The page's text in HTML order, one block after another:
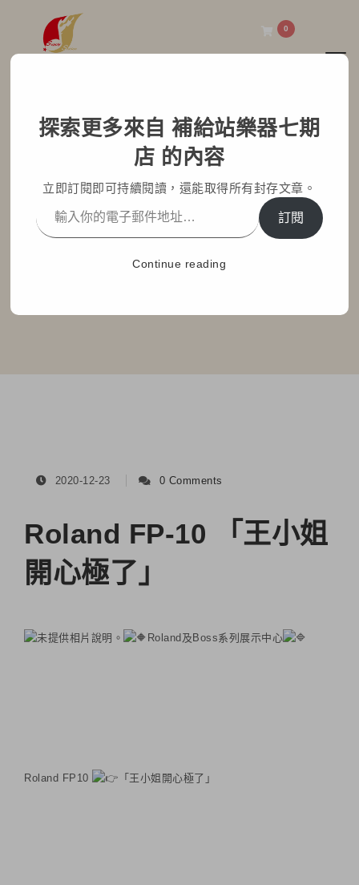
0
Roland FP-10 「王小姐
開心極了」
最新消息
Roland FP-10 「王小姐開心極了」
2020-12-23 0 Comments
Roland FP-10 「王小姐
開心極了」
Roland及Boss系列展示中心
Roland FP10 「王小姐開心極了」
探索更多來自 補給站樂器七期
店 的內容
立即訂閱即可持續閱讀，還能取得所有封存文章。
訂閱
Continue reading